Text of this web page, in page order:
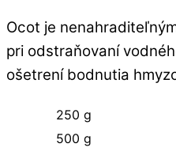
Ocot je
pri odstraňovaní
ošetrení bodnutia
250 g
500 g